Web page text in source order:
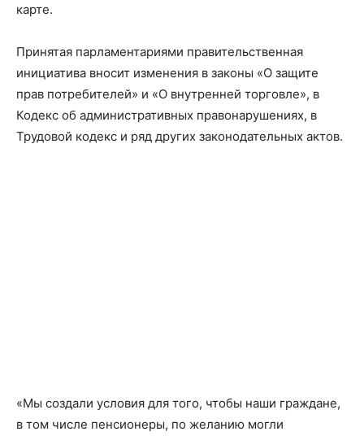
карте.
Принятая парламентариями правительственная
инициатива вносит изменения в законы «О защите
прав потребителей» и «О внутренней торговле», в
Кодекс об административных правонарушениях, в
Трудовой кодекс и ряд других законодательных актов.
«Мы создали условия для того, чтобы наши граждане,
в том числе пенсионеры, по желанию могли